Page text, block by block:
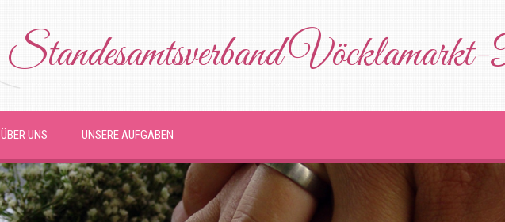
Standesamtsverband
ÜBER UNS UNSERE AUFGABEN